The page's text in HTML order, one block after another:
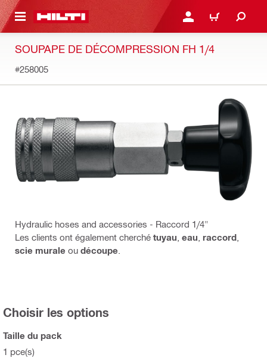
CONTENT CONNEXION OU
PANIER
SOUPAPE DE DÉCOMPRESSION FH 1/4
#258005
Hydraulic hoses and accessories - Raccord 1/4"
Les clients ont également cherché tuyau eau raccord
scie murale ou découpe
Choisir les options
Taille du pack
1 pce(s)